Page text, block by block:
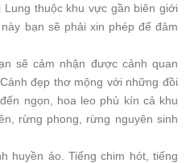
Lung thuộc khu vực gần biên giới
bạn sẽ phải xin phép để đảm
sẽ cảm nhận được cảnh quan
đẹp thơ mộng với những đồi
ngọn, hoa leo phủ kín cả khu
rừng phong, rừng nguyên sinh
huyền ảo. Tiếng chim hót, tiếng